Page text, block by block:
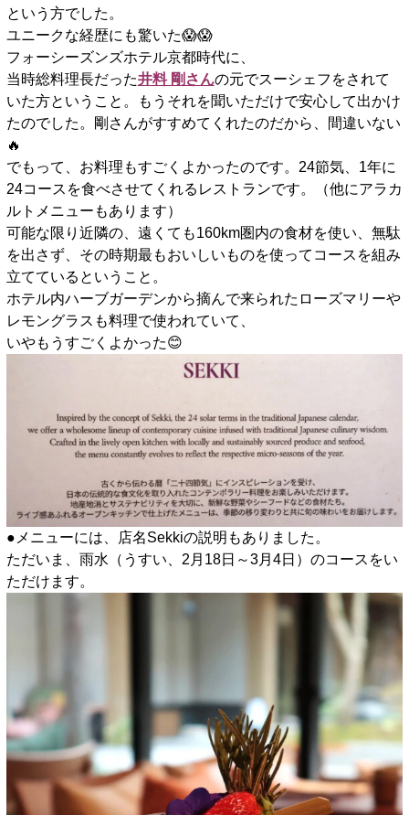
という方でした。
ユニークな経歴にも驚いた😱😱
フォーシーズンズホテル京都時代に、
当時総料理長だった井料 剛さんの元でスーシェフをされて
いた方ということ。もうそれを聞いただけで安心して出かけ
たのでした。剛さんがすすめてくれたのだから、間違いない
🔥
でもって、お料理もすごくよかったのです。24節気、1年に
24コースを食べさせてくれるレストランです。（他にアラカ
ルトメニューもあります）
可能な限り近隣の、遠くても160km圏内の食材を使い、無駄
を出さず、その時期最もおいしいものを使ってコースを組み
立てているということ。
ホテル内ハーブガーデンから摘んで来られたローズマリーや
レモングラスも料理で使われていて、
いやもうすごくよかった😊
●メニューには、店名Sekkiの説明もありました。
ただいま、雨水（うすい、2月18日～3月4日）のコースをい
ただけます。